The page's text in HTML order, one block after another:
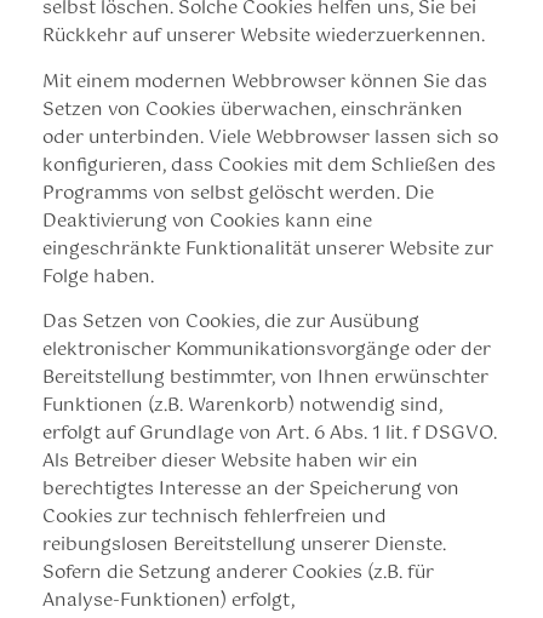
selbst löschen. Solche Cookies helfen uns, Sie bei
Rückkehr auf unserer Website wiederzuerkennen.
Mit einem modernen Webbrowser können Sie das
Setzen von Cookies überwachen, einschränken
oder unterbinden. Viele Webbrowser lassen sich so
konfigurieren, dass Cookies mit dem Schließen des
Programms von selbst gelöscht werden. Die
Deaktivierung von Cookies kann eine
eingeschränkte Funktionalität unserer Website zur
Folge haben.
Das Setzen von Cookies, die zur Ausübung
elektronischer Kommunikationsvorgänge oder der
Bereitstellung bestimmter, von Ihnen erwünschter
Funktionen (z.B. Warenkorb) notwendig sind,
erfolgt auf Grundlage von Art. 6 Abs. 1 lit. f DSGVO.
Als Betreiber dieser Website haben wir ein
berechtigtes Interesse an der Speicherung von
Cookies zur technisch fehlerfreien und
reibungslosen Bereitstellung unserer Dienste.
Sofern die Setzung anderer Cookies (z.B. für
Analyse-Funktionen) erfolgt,